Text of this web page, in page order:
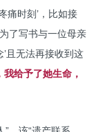
痛时刻’，比如接
了写书与一位母亲
且无法再接收到这
给予了她生命，